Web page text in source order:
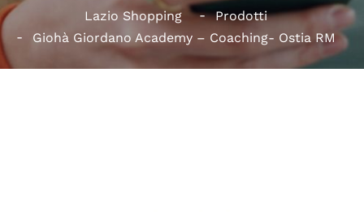
Lazio Shopping
Prodotti
Giohà Giordano Academy – Coaching- Ostia RM